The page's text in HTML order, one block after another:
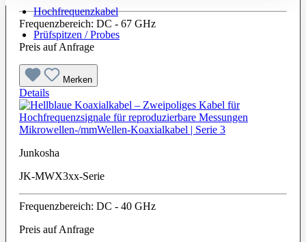
Hochfrequenzkabel
Prüfspitzen / Probes
Frequenzbereich: DC - 67 GHz
Preis auf Anfrage
Merken
Details
Mikrowellen-/mmWellen-Koaxialkabel | Serie 3
Junkosha
JK-MWX3xx-Serie
Frequenzbereich: DC - 40 GHz
Preis auf Anfrage